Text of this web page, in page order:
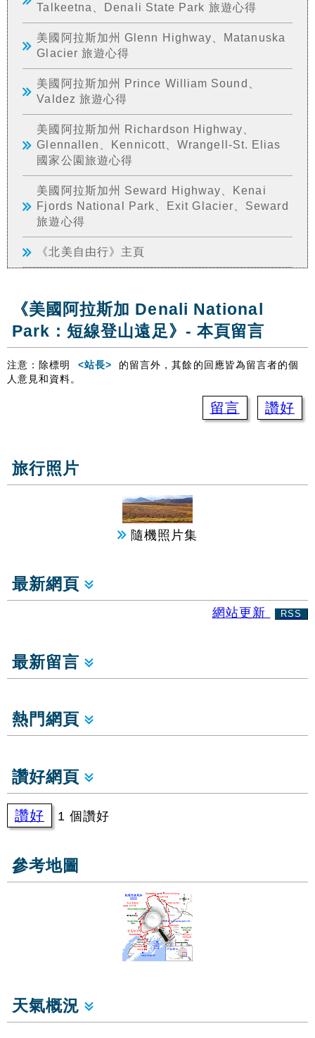
Talkeetna、Denali State Park 旅遊心得
美國阿拉斯加州 Glenn Highway、Matanuska
Glacier 旅遊心得
美國阿拉斯加州 Prince William Sound、
Valdez 旅遊心得
美國阿拉斯加州 Richardson Highway、
Glennallen、Kennicott、Wrangell-St. Elias
國家公園旅遊心得
美國阿拉斯加州 Seward Highway、Kenai
Fjords National Park、Exit Glacier、Seward
旅遊心得
《北美自由行》主頁
《美國阿拉斯加 Denali National
Park：短線登山遠足》- 本頁留言
注意：除標明 <站長>
的留言外，其餘的回應皆為留言者的個
人意見和資料。
留言 讚好
旅行照片
隨機照片集
最新網頁
網站更新 RSS
最新留言
熱門網頁
讚好網頁
讚好 1 個讚好
參考地圖
天氣概況